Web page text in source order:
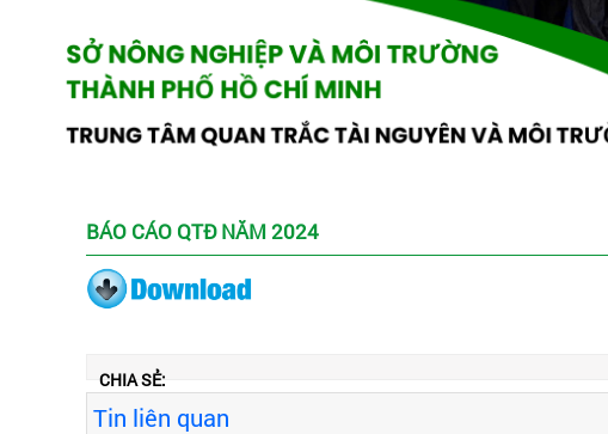
BÁO CÁO QTĐ NĂM 2024
CHIA SẺ:
Tin liên quan